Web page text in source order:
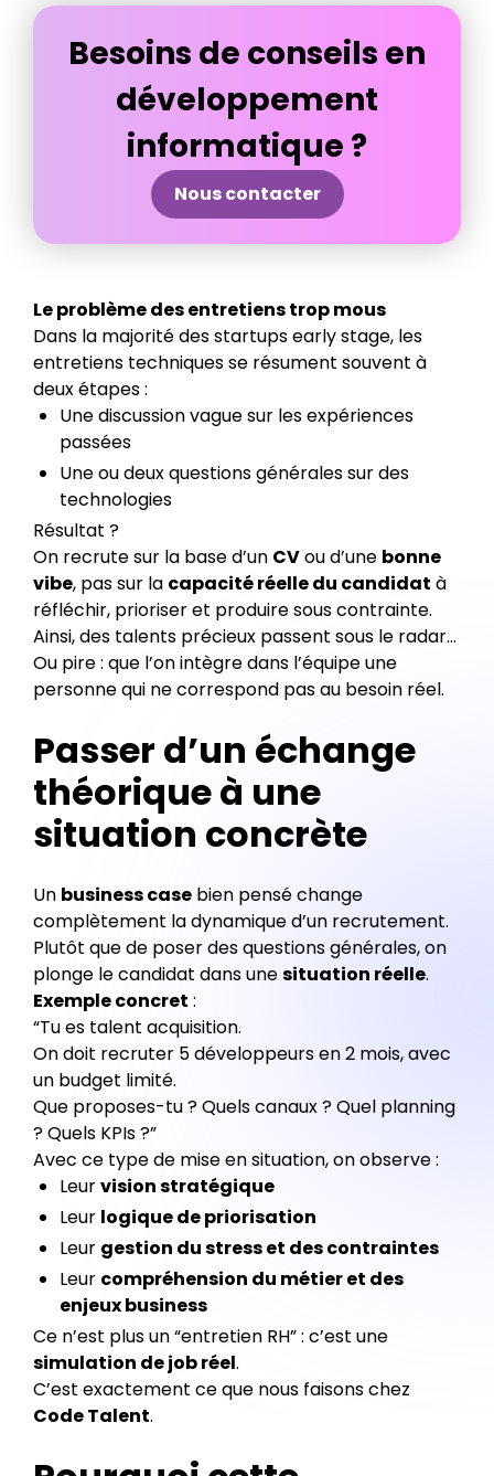
Besoins de conseils en
développement
informatique ?
Nous contacter
Le problème des entretiens trop mous
Dans la majorité des startups early stage, les
entretiens techniques se résument souvent à
deux étapes :
Une discussion vague sur les expériences
passées
Une ou deux questions générales sur des
technologies
Résultat ?
On recrute sur la base d’un CVou d’une bonne
vibe, pas sur la capacité réelle du candidat à
réfléchir, prioriser et produire sous contrainte.
Ainsi, des talents précieux passent sous le radar…
Ou pire : que l’on intègre dans l’équipe une
personne qui ne correspond pas au besoin réel.
Passer d’un échange
théorique à une
situation concrète
Un business case bien pensé change
complètement la dynamique d’un recrutement.
Plutôt que de poser des questions générales, on
plonge le candidat dans unesituation réelle.
Exemple concret :
“Tu es talent acquisition.
On doit recruter 5 développeurs en 2 mois, avec
un budget limité.
Que proposes-tu ? Quels canaux ? Quel planning
? Quels KPIs ?”
Avec ce type de mise en situation, on observe :
Leurvision stratégique
Leur logique de priorisation
Leur gestion du stress et des contraintes
Leur compréhension du métier et des
enjeux business
Ce n’est plus un “entretien RH” : c’est une
simulation de job réel.
C’est exactement ce que nous faisons chez
Code Talent.